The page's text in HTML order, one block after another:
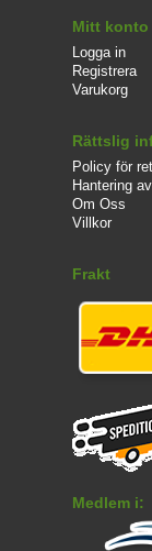
Mitt konto
Logga in
Registrera
Varukorg
Rättslig
Policy för
Hantering
Om Oss
Villkor
Frakt
Medlem i: